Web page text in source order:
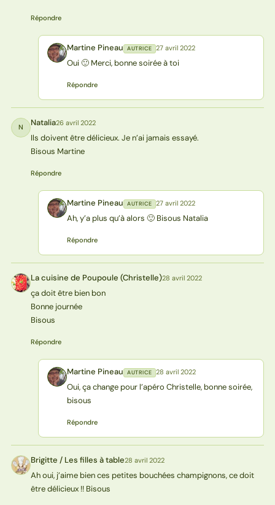
Répondre
MP Martine Pineau AUTRICE 27 avril 2022
Oui 🙂 Merci, bonne soirée à toi
Répondre
N Natalia26 avril 2022
Ils doivent être délicieux. Je n’ai jamais essayé.
Bisous Martine
Répondre
MP Martine Pineau AUTRICE 27 avril 2022
Ah, y’a plus qu’à alors 🙂 Bisous Natalia
Répondre
L( La cuisine de Poupoule (Christelle)28 avril 2022
ça doit être bien bon
Bonne journée
Bisous
Répondre
MP Martine Pineau AUTRICE 28 avril 2022
Oui, ça change pour l’apéro Christelle, bonne soirée,
bisous
Répondre
BT Brigitte / Les filles à table28 avril 2022
Ah oui, j’aime bien ces petites bouchées champignons, ce doit
être délicieux !! Bisous